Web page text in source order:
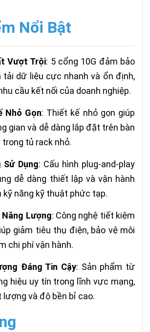
Nổi Bật
Vượt Trội: 5 cổng 10G đảm bảo
dữ liệu cực nhanh và ổn định,
cầu kết nối của doanh nghiệp.
Nhỏ Gọn: Thiết kế nhỏ gọn giúp
gian và dễ dàng lắp đặt trên bàn
trong tủ rack nhỏ.
Sử Dụng: Cấu hình plug-and-play
dễ dàng thiết lập và vận hành
kỹ năng kỹ thuật phức tạp.
Năng Lượng: Công nghệ tiết kiệm
giảm tiêu thụ điện, bảo vệ môi
chi phí vận hành.
Đáng Tin Cậy: Sản phẩm từ
hiệu uy tín trong lĩnh vực mạng,
và độ bền bỉ cao.